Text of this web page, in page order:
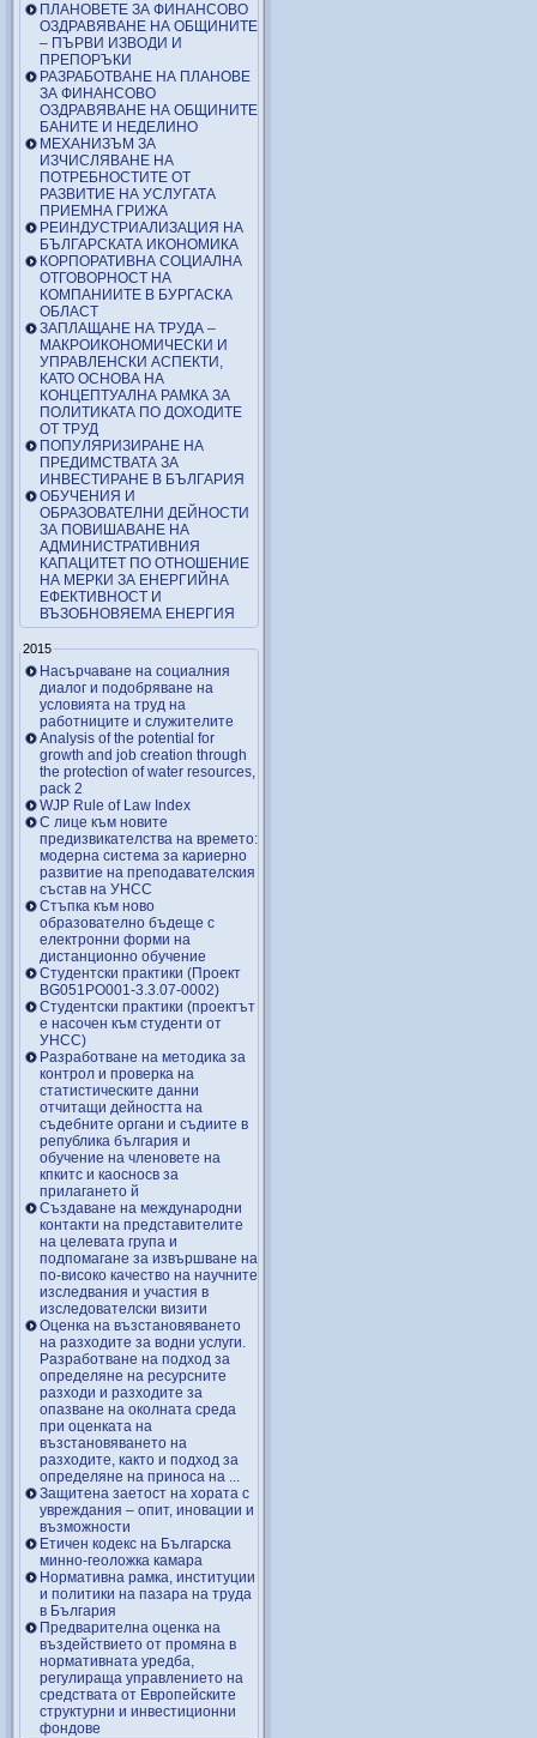
ПЛАНОВЕТЕ ЗА ФИНАНСОВО
ОЗДРАВЯВАНЕ НА ОБЩИНИТЕ
– ПЪРВИ ИЗВОДИ И
ПРЕПОРЪКИ
РАЗРАБОТВАНЕ НА ПЛАНОВЕ
ЗА ФИНАНСОВО
ОЗДРАВЯВАНЕ НА ОБЩИНИТЕ
БАНИТЕ И НЕДЕЛИНО
МЕХАНИЗЪМ ЗА
ИЗЧИСЛЯВАНЕ НА
ПОТРЕБНОСТИТЕ ОТ
РАЗВИТИЕ НА УСЛУГАТА
ПРИЕМНА ГРИЖА
РЕИНДУСТРИАЛИЗАЦИЯ НА
БЪЛГАРСКАТА ИКОНОМИКА
КОРПОРАТИВНА СОЦИАЛНА
ОТГОВОРНОСТ НА
КОМПАНИИТЕ В БУРГАСКА
ОБЛАСТ
ЗАПЛАЩАНЕ НА ТРУДА –
МАКРОИКОНОМИЧЕСКИ И
УПРАВЛЕНСКИ АСПЕКТИ,
КАТО ОСНОВА НА
КОНЦЕПТУАЛНА РАМКА ЗА
ПОЛИТИКАТА ПО ДОХОДИТЕ
ОТ ТРУД
ПОПУЛЯРИЗИРАНЕ НА
ПРЕДИМСТВАТА ЗА
ИНВЕСТИРАНЕ В БЪЛГАРИЯ
ОБУЧЕНИЯ И
ОБРАЗОВАТЕЛНИ ДЕЙНОСТИ
ЗА ПОВИШАВАНЕ НА
АДМИНИСТРАТИВНИЯ
КАПАЦИТЕТ ПО ОТНОШЕНИЕ
НА МЕРКИ ЗА ЕНЕРГИЙНА
ЕФЕКТИВНОСТ И
ВЪЗОБНОВЯЕМА ЕНЕРГИЯ
2015
Насърчаване на социалния
диалог и подобряване на
условията на труд на
работниците и служителите
Analysis of the potential for
growth and job creation through
the protection of water resources,
pack 2
WJP Rule of Law Index
С лице към новите
предизвикателства на времето:
модерна система за кариерно
развитие на преподавателския
състав на УНСС
Стъпка към ново
образователно бъдеще с
електронни форми на
дистанционно обучение
Студентски практики (Проект
BG051PO001-3.3.07-0002)
Студентски практики (проектът
е насочен към студенти от
УНСС)
Разработване на методика за
контрол и проверка на
статистическите данни
отчитащи дейността на
съдебните органи и съдиите в
република българия и
обучение на членовете на
кпкитс и каосносв за
прилагането й
Създаване на международни
контакти на представителите
на целевата група и
подпомагане за извършване на
по-високо качество на научните
изследвания и участия в
изследователски визити
Оценка на възстановяването
на разходите за водни услуги.
Разработване на подход за
определяне на ресурсните
разходи и разходите за
опазване на околната среда
при оценката на
възстановяването на
разходите, както и подход за
определяне на приноса на ...
Защитена заетост на хората с
увреждания – опит, иновации и
възможности
Етичен кодекс на Българска
минно-геоложка камара
Нормативна рамка, институции
и политики на пазара на труда
в България
Предварителна оценка на
въздействието от промяна в
нормативната уредба,
регулираща управлението на
средствата от Европейските
структурни и инвестиционни
фондове